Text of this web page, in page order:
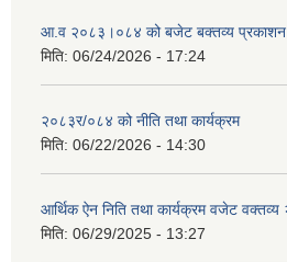
आ.व २०८३।०८४ को बजेट बक्तव्य प्रकाशन
मिति: 06/24/2026 - 17:24
२०८३र/०८४ को नीति तथा कार्यक्रम
मिति: 06/22/2026 - 14:30
आर्थिक ऐन निति तथा कार्यक्रम वजेट
मिति: 06/29/2025 - 13:27